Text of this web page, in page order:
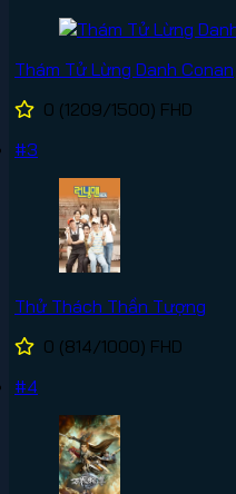
Thám Tử Lừng Danh Conan
0 (1209/1500) FHD
#3
Thử Thách Thần Tượng
0 (814/1000) FHD
#4